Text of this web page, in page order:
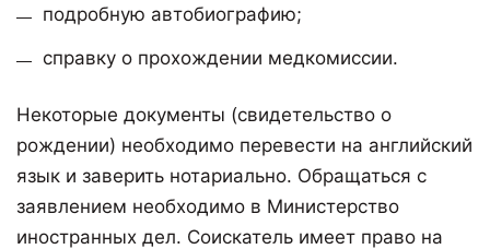
подробную автобиографию;
справку о прохождении медкомиссии.
Некоторые документы (свидетельство о
рождении) необходимо перевести на английский
язык и заверить нотариально. Обращаться с
заявлением необходимо в Министерство
иностранных дел. Соискатель имеет право на